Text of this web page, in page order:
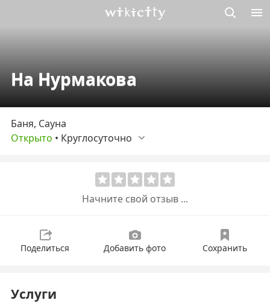
На Нурмакова
Баня, Сауна
Открыто • Круглосуточно
Начните свой отзыв ...
Поделиться Добавить фото Сохранить
Услуги